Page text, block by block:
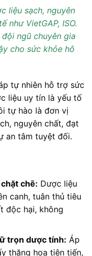
liệu sạch, nguyên
như VietGAP, ISO.
ngũ chuyên gia
cho sức khỏe hô
tự nhiên hỗ trợ sức
liệu uy tín là yếu tố
tự hào là đơn vị
nguyên chất, đạt
an tâm tuyệt đối.
chẽ: Dược liệu
canh, tuân thủ tiêu
độc hại, không
trọn dược tính: Áp
thăng hoa tiên tiến,